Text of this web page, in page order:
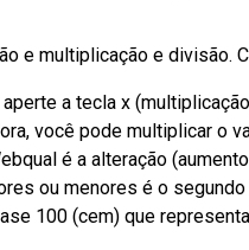
e multiplicação e divisão.
a tecla x
você pode multiplicar o
é a alteração
ou menores é o
100 (cem) que